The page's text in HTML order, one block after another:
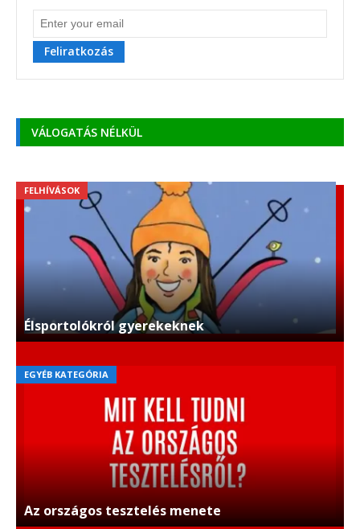
Feliratkozás
VÁLOGATÁS NÉLKÜL
FELHÍVÁSOK
Élsportolókról gyerekeknek
EGYÉB KATEGÓRIA
Az országos tesztelés menete